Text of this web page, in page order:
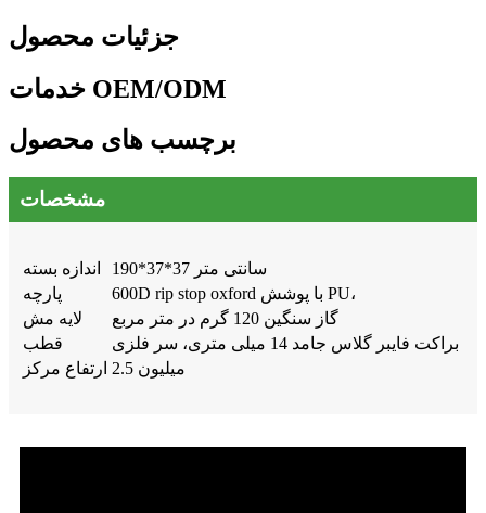
جزئیات محصول
خدمات OEM/ODM
برچسب های محصول
مشخصات
اندازه بسته
190*37*37 سانتی متر
پارچه
600D rip stop oxford با پوشش PU،
لایه مش
گاز سنگین 120 گرم در متر مربع
قطب
براکت فایبر گلاس جامد 14 میلی متری، سر فلزی
ارتفاع مرکز
2.5 میلیون